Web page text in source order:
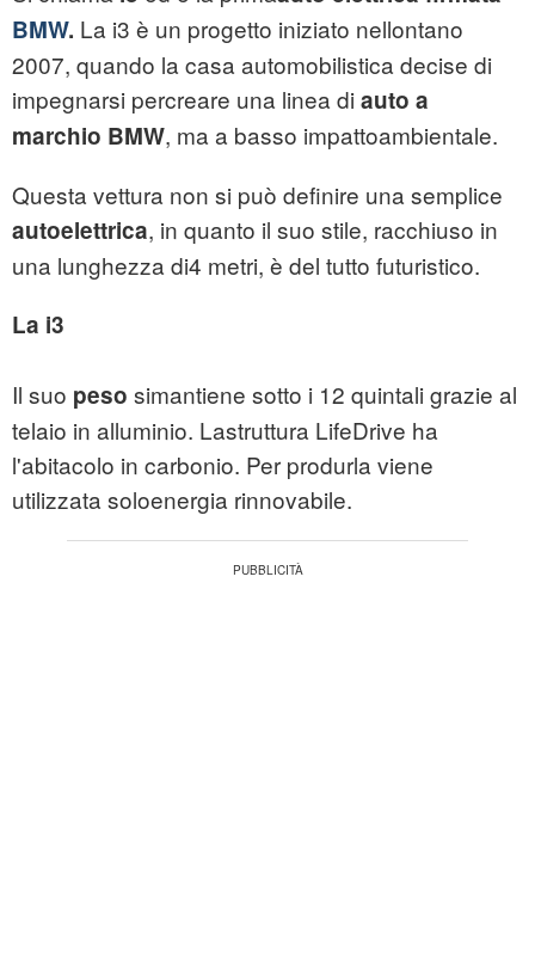
BMW. La i3 è un progetto iniziato nellontano
2007, quando la casa automobilistica decise di
impegnarsi percreare una linea di auto a
marchio BMW, ma a basso impattoambientale.
Questa vettura non si può definire una semplice
autoelettrica, in quanto il suo stile, racchiuso in
una lunghezza di4 metri, è del tutto futuristico.
La i3
Il suo peso simantiene sotto i 12 quintali grazie al
telaio in alluminio. Lastruttura LifeDrive ha
l'abitacolo in carbonio. Per produrla viene
utilizzata soloenergia rinnovabile.